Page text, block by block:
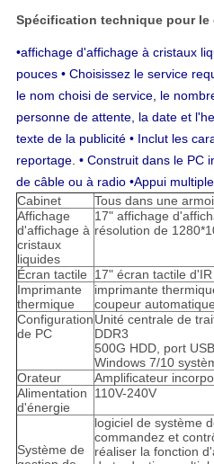
Spécification technique pour
•affichage d'affichage à cristaux
pouces • Choisissez le service
le nom choisi de service, le
personne de attente, la date et
texte de la publicité • Inclut les
reportage. • Construit dans le PC
de câble ou à radio •Appui
Cabinet
Tous dans une
Affichage
d'affichage à
cristaux
liquides
17" affichage
résolution de
Écran tactile
17" écran tactile d'IR
Imprimante
thermique
imprimante
coupeur automatique
Configuration
de PC
Unité centrale de
DDR3
500G HDD, port
Windows 7/10
Orateur
Amplificateur
Alimentation
d'énergie
110V-240V
Système de
logiciel de système
commandez et
réaliser la fonction